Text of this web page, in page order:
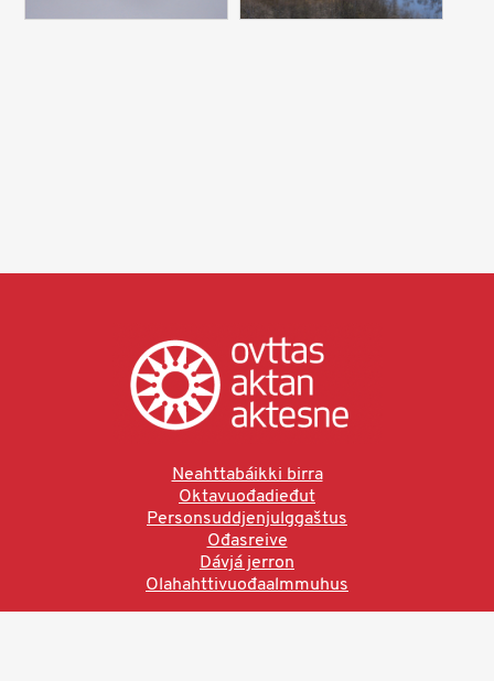
Neahttabáikki birra
Oktavuođadieđut
Personsuddjenjulggaštus
Ođasreive
Dávjá jerron
Olahahttivuođaalmmuhus